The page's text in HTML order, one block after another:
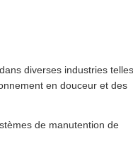
diverses industries
en douceur et des
de manutention de